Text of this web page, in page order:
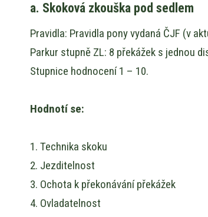
a. Skoková zkouška pod sedlem
Pravidla: Pravidla pony vydaná ČJF (v
Parkur stupně ZL: 8 překážek s jednou
Stupnice hodnocení 1 – 10.
Hodnotí se:
1. Technika skoku
2. Jezditelnost
3. Ochota k překonávání překážek
4. Ovladatelnost